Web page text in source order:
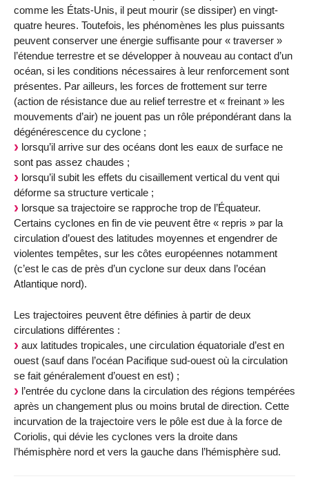
comme les États-Unis, il peut mourir (se dissiper) en vingt-
quatre heures. Toutefois, les phénomènes les plus puissants
peuvent conserver une énergie suffisante pour « traverser »
l’étendue terrestre et se développer à nouveau au contact d’un
océan, si les conditions nécessaires à leur renforcement sont
présentes. Par ailleurs, les forces de frottement sur terre
(action de résistance due au relief terrestre et « freinant » les
mouvements d’air) ne jouent pas un rôle prépondérant dans la
dégénérescence du cyclone ;
lorsqu’il arrive sur des océans dont les eaux de surface ne
sont pas assez chaudes ;
lorsqu’il subit les effets du cisaillement vertical du vent qui
déforme sa structure verticale ;
lorsque sa trajectoire se rapproche trop de l’Équateur.
Certains cyclones en fin de vie peuvent être « repris » par la
circulation d’ouest des latitudes moyennes et engendrer de
violentes tempêtes, sur les côtes européennes notamment
(c’est le cas de près d’un cyclone sur deux dans l’océan
Atlantique nord).
Les trajectoires peuvent être définies à partir de deux
circulations différentes :
aux latitudes tropicales, une circulation équatoriale d’est en
ouest (sauf dans l’océan Pacifique sud-ouest où la circulation
se fait généralement d’ouest en est) ;
l’entrée du cyclone dans la circulation des régions tempérées
après un changement plus ou moins brutal de direction. Cette
incurvation de la trajectoire vers le pôle est due à la force de
Coriolis, qui dévie les cyclones vers la droite dans
l’hémisphère nord et vers la gauche dans l’hémisphère sud.